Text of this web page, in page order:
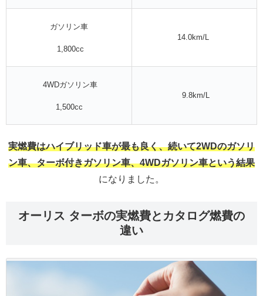
ガソリン車
1,800cc
14.0km/L
4WDガソリン車
1,500cc
9.8km/L
実燃費はハイブリッド車が最も良く、続いて2WDのガソリ
ン車、ターボ付きガソリン車、4WDガソリン車という結果
になりました。
オーリス ターボの実燃費とカタログ燃費の
違い